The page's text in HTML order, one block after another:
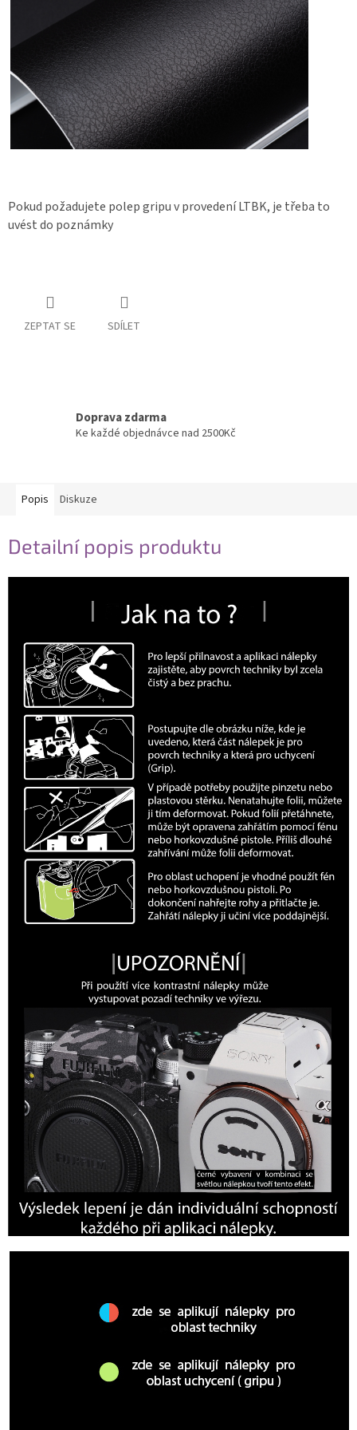
Pokud požadujete polep gripu v provedení LTBK, je třeba to
uvést do poznámky
ZEPTAT SE SDÍLET
Doprava zdarma
Ke každé objednávce nad 2500Kč
Popis Diskuze
Detailní popis produktu